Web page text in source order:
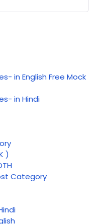
in English Free Mock
in Hindi
)
Category